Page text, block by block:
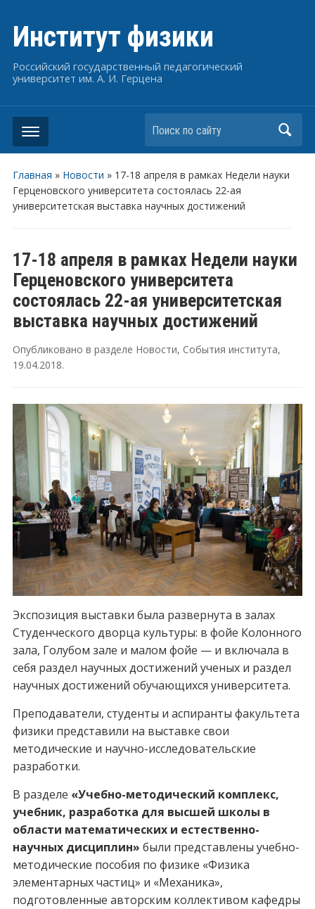
Институт физики
Российский государственный педагогический
университет им. А. И. Герцена
Поиск по сайту
Главная » Новости » 17-18 апреля в рамках Недели науки
Герценовского университета состоялась 22-ая
университетская выставка научных достижений
17-18 апреля в рамках Недели науки
Герценовского университета
состоялась 22-ая университетская
выставка научных достижений
Опубликовано в разделе Новости, События института,
19.04.2018.
Экспозиция выставки была развернута в залах
Студенческого дворца культуры: в фойе Колонного
зала, Голубом зале и малом фойе — и включала в
себя раздел научных достижений ученых и раздел
научных достижений обучающихся университета.
Преподаватели, студенты и аспиранты факультета
физики представили на выставке свои
методические и научно-исследовательские
разработки.
В разделе «Учебно-методический комплекс,
учебник, разработка для высшей школы в
области математических и естественно-
научных дисциплин» были представлены учебно-
методические пособия по физике «Физика
элементарных частиц» и «Механика»,
подготовленные авторским коллективом кафедры